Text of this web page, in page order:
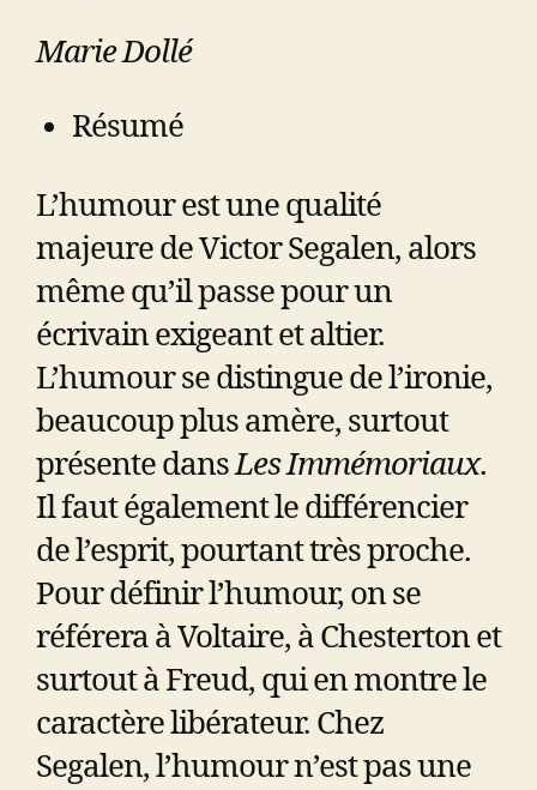
Marie Dollé
Résumé
L’humour est une qualité
majeure de Victor Segalen, alors
même qu’il passe pour un
écrivain exigeant et altier.
L’humour se distingue de l’ironie,
beaucoup plus amère, surtout
présente dansLes Immémoriaux.
Il faut également le différencier
de l’esprit, pourtant très proche.
Pour définir l’humour, on se
référera à Voltaire, à Chesterton et
surtout à Freud, qui en montre le
caractère libérateur. Chez
Segalen, l’humour n’est pas une